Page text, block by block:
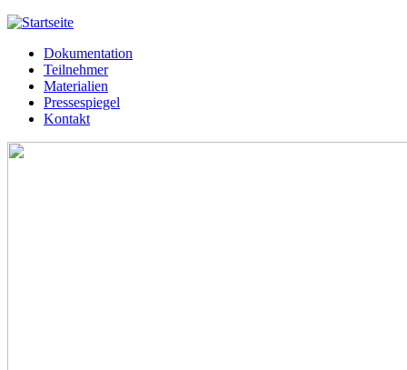
Jump to navigation
Meißner 2013
Hauptmenü
Dokumentation
Teilnehmer
Materialien
Pressespiegel
Kontakt